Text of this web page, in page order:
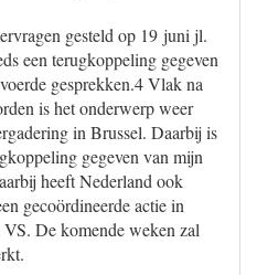
gesteld op 19 juni jl.
een terugkoppeling gegeven
gesprekken.4 Vlak na
is het onderwerp weer
in Brussel. Daarbij is
gegeven van mijn
heeft Nederland ook
gecoördineerde actie in
De komende weken zal